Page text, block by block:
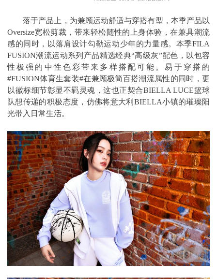
落于产品上，为兼顾运动舒适与穿搭有型，本季产品以
Oversize宽松剪裁，带来轻松随性的上身体验，在兼具潮流
感的同时，以落肩设计勾勒运动少年的力量感。本季FILA
FUSION潮流运动系列产品精选经典“高级灰”配色，以包容
性极强的中性色彩带来多样搭配可能。易于穿搭的
#FUSION体育生套装#在兼顾极简百搭潮流属性的同时，更
以徽标细节彰显不羁灵魂，这也正契合BIELLA LUCE篮球
队想传递的积极态度，仿佛将意大利BIELLA小镇的璀璨阳
光带入日常生活。